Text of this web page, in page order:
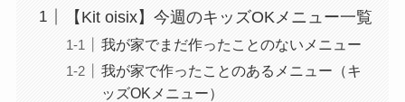
【Kit oisix】今週のキッズOKメニュー一覧
我が家でまだ作ったことのないメニュー
我が家で作ったことのあるメニュー（キ
ッズOKメニュー）